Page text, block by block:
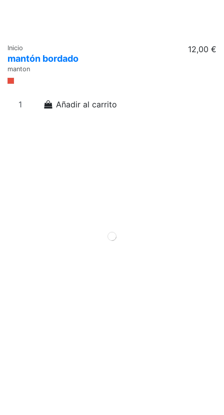
Inicio
mantón bordado
manton
12,00 €
Añadir al carrito